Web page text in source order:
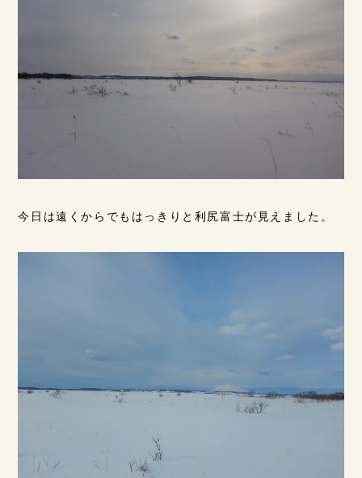
今日は遠くからでもはっきりと利尻富士が見えました。